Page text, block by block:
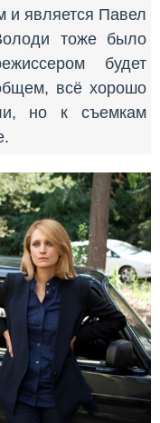
и является Павел
тоже было
будет
всё хорошо
но к съемкам